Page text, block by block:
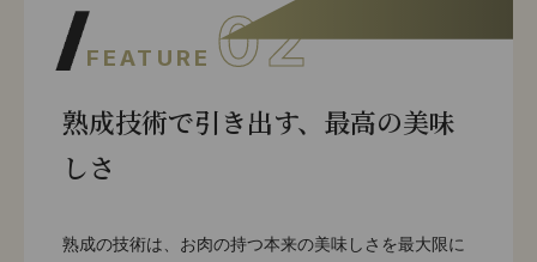
FEATURE 02
熟成技術で引き出す、最高の美味
しさ
熟成の技術は、お肉の持つ本来の美味しさを最大限に